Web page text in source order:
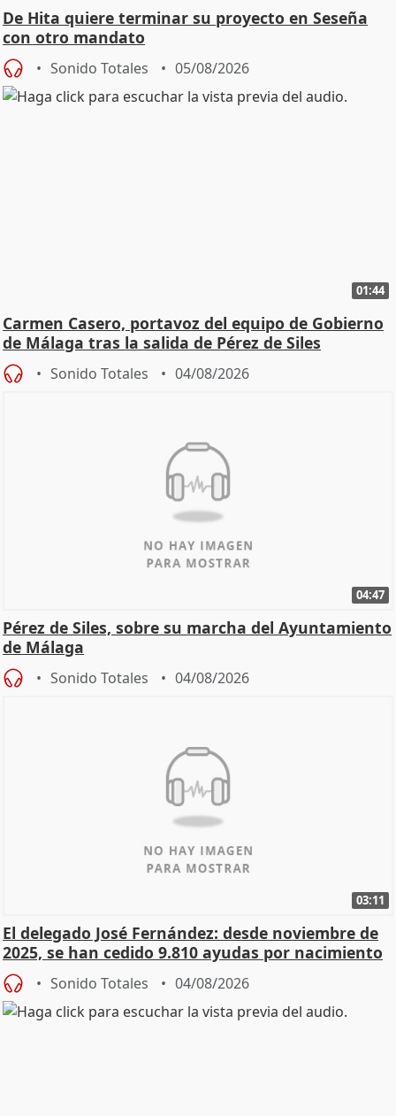
De Hita quiere terminar su proyecto en Seseña
con otro mandato
Sonido Totales 05/08/2026
01:44
Carmen Casero, portavoz del equipo de Gobierno
de Málaga tras la salida de Pérez de Siles
Sonido Totales 04/08/2026
04:47
Pérez de Siles, sobre su marcha del Ayuntamiento
de Málaga
Sonido Totales 04/08/2026
03:11
El delegado José Fernández: desde noviembre de
2025, se han cedido 9.810 ayudas por nacimiento
Sonido Totales 04/08/2026